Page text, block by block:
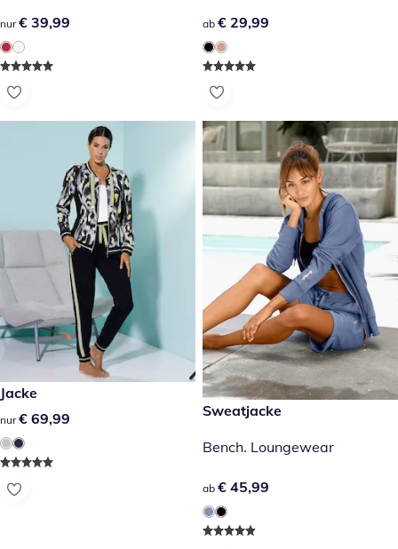
€ 39,99
nur € 39,99 € 29,99
ab € 29,99
€ 69,99
Jacke
€ 69,99
nur € 69,99 € 45,99
Sweatjacke
Bench. Loungewear
€ 45,99
ab € 45,99